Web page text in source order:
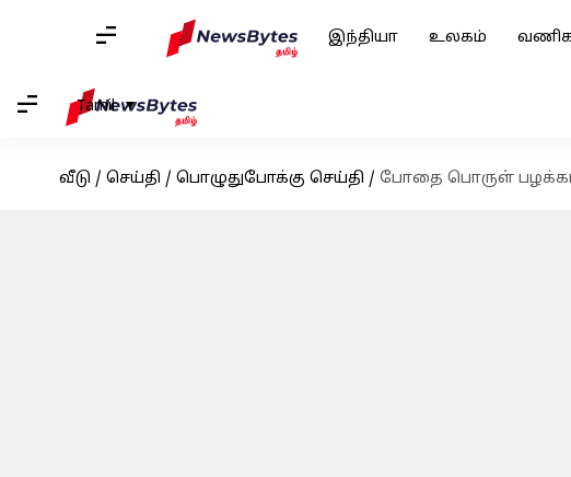
இந்தியா உலகம்
Tamil
வீடு / செய்தி / பொழுதுபோக்கு செய்தி / போதை பொருள்